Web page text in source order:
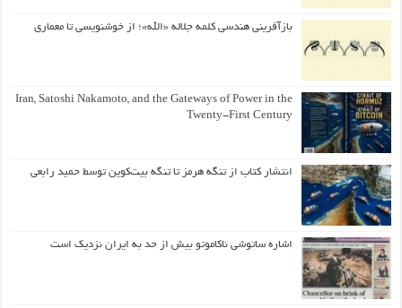
بازآفرینی هندسی کلمه جلاله «الله»؛ از خوشنویسی تا معماری
Iran, Satoshi Nakamoto, and the Gateways of Power in the
Twenty-First Century
انتشار کتاب از تنگه هرمز تا تنگه بیت‌کوین توسط حمید رابعی
اشاره ساتوشی ناکاموتو بیش از حد به ایران نزدیک است